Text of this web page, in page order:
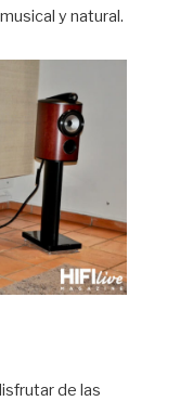
y natural.
de las